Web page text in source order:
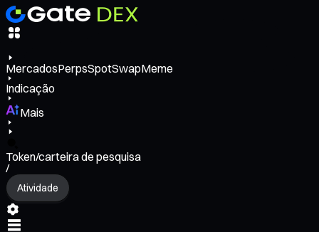
MercadosPerpsSpotSwapMeme
Indicação
Mais
Token/carteira de pesquisa
/
Atividade